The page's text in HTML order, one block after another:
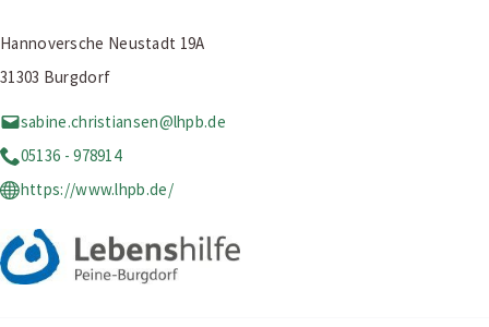
Hannoversche Neustadt 19A
31303 Burgdorf
sabine.christiansen@lhpb.de
05136 - 978914
https://www.lhpb.de/